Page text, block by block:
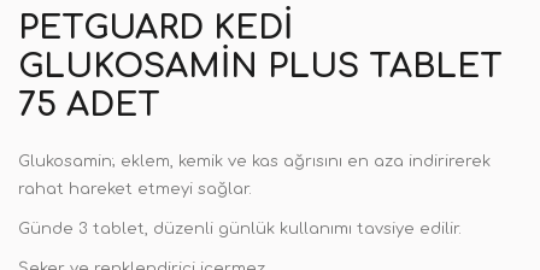
PETGUARD KEDI
GLUKOSAMIN PLUS TABLET
75 ADET
Glukosamin; eklem, kemik ve kas ağrısını en aza indirirerek
rahat hareket etmeyi sağlar.
Günde 3 tablet, düzenli günlük kullanımı tavsiye edilir.